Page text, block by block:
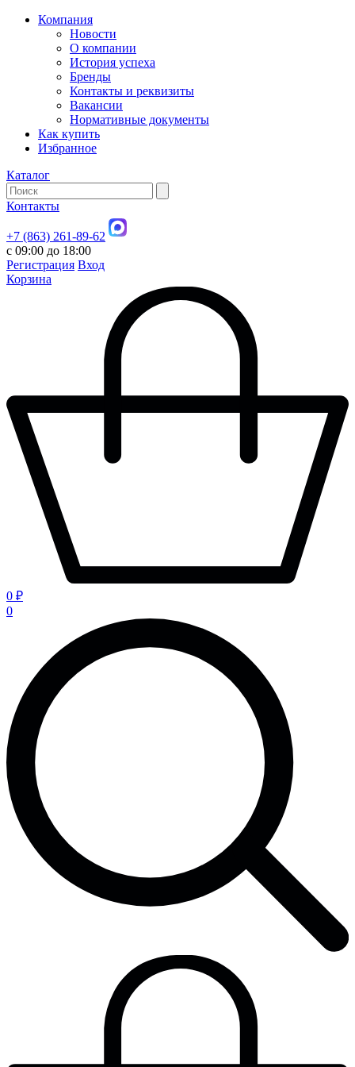
Компания
Новости
О компании
История успеха
Бренды
Контакты и реквизиты
Вакансии
Нормативные документы
Как купить
Избранное
Каталог
Контакты
+7 (863) 261-89-62
с 09:00 до 18:00
Регистрация Вход
Корзина
0 ₽
0